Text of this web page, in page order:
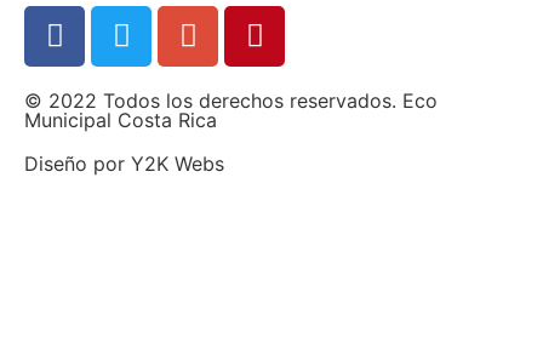
© 2022 Todos los derechos reservados. Eco
Municipal Costa Rica
Diseño por Y2K Webs